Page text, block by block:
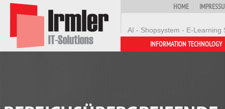
AI - Shopsystem - E-Learning
HOME
INFORMATION TECHNOLOGY